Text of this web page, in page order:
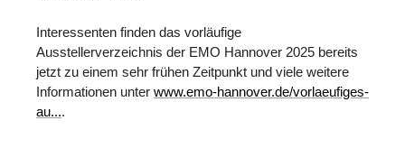
Interessenten finden das vorläufige
Ausstellerverzeichnis der EMO Hannover 2025 bereits
jetzt zu einem sehr frühen Zeitpunkt und viele weitere
Informationen unter www.emo-hannover.de/vorlaeufiges-
au....